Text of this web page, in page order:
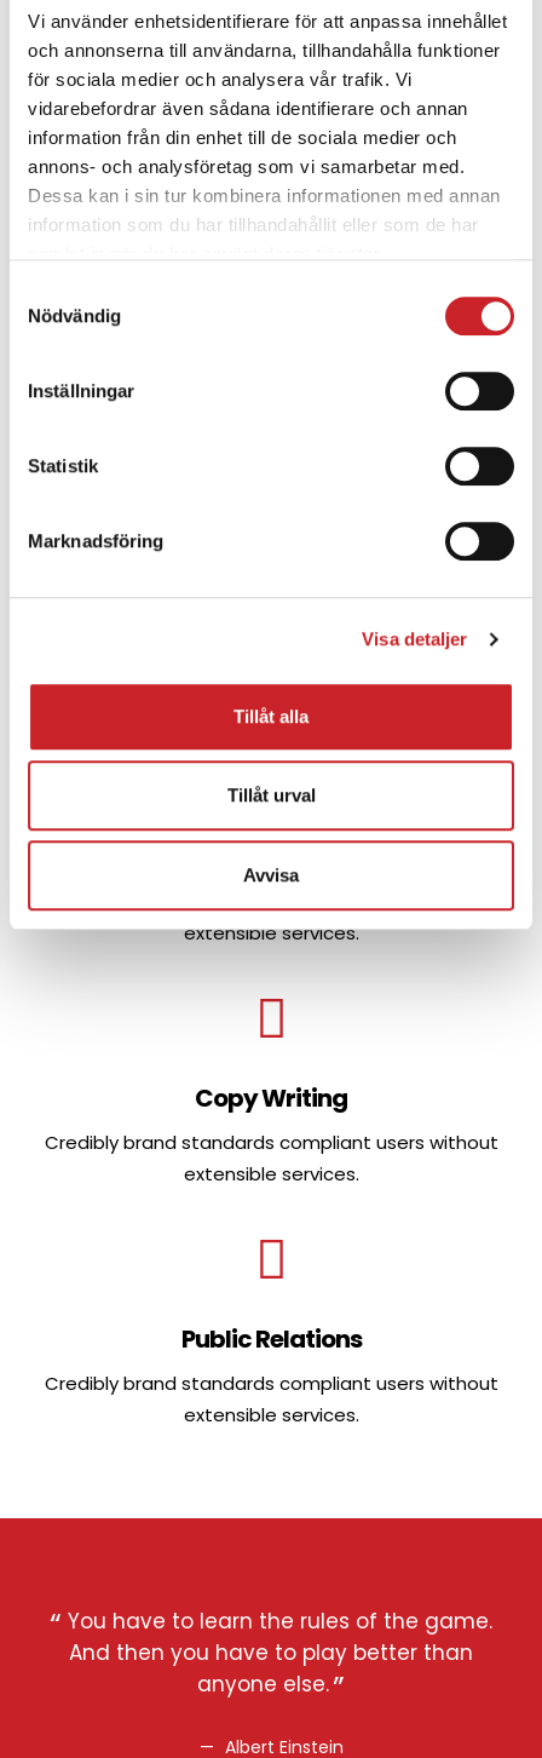
Vi använder enhetsidentifierare för att anpassa innehållet
och annonserna till användarna, tillhandahålla funktioner
för sociala medier och analysera vår trafik. Vi
vidarebefordrar även sådana identifierare och annan
information från din enhet till de sociala medier och
annons- och analysföretag som vi samarbetar med.
Dessa kan i sin tur kombinera informationen med annan
information som du har tillhandahållit eller som de har
Nödvändig
Inställningar
Statistik
Marknadsföring
Visa detaljer
Tillåt alla
Tillåt urval
Avvisa
App & iOS
Credibly brand standards compliant users without
extensible services.
Credibly brand standards compliant users without
Reliable Results
extensible services.
extensible services.
Copy Writing
Credibly brand standards compliant users without
extensible services.
Public Relations
Credibly brand standards compliant users without
extensible services.
You have to learn the rules of the game.
And then you have to play better than
anyone else.
Albert Einstein